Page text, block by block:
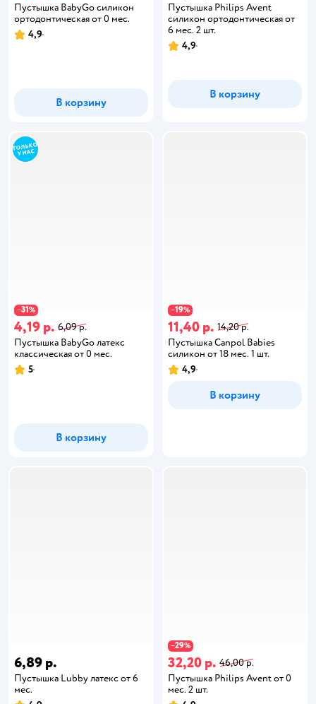
Пустышка BabyGo силикон
ортодонтическая от 0 мес.
4,9
В корзину
Пустышка Philips Avent
силикон ортодонтическая от
6 мес. 2 шт.
4,9
В корзину
−31%
4,19 р. 6,09 р.
Пустышка BabyGo латекс
классическая от 0 мес.
5
В корзину
−19%
11,40 р. 14,20 р.
Пустышка Canpol Babies
силикон от 18 мес. 1 шт.
4,9
В корзину
6,89 р.
Пустышка Lubby латекс от 6
мес.
−29%
32,20 р. 46,00 р.
Пустышка Philips Avent от 0
мес. 2 шт.